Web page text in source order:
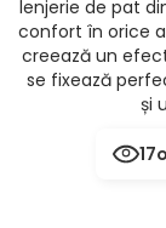
lenjerie de pat
confort în orice
creează un
se fixează
și
17